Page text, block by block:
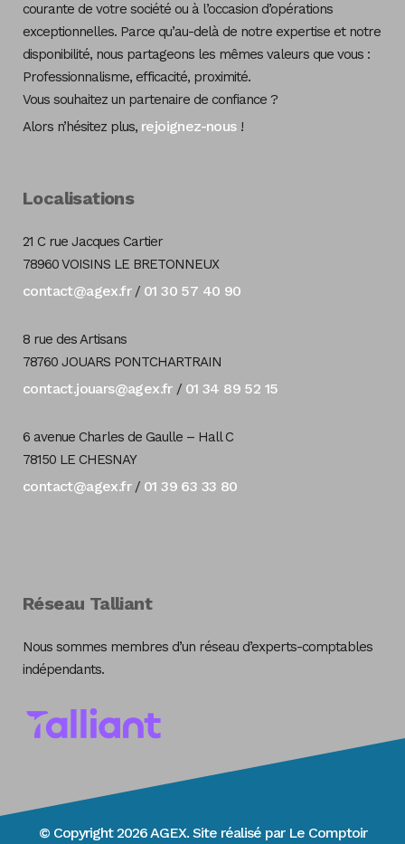
courante de votre société ou à l’occasion d’opérations
exceptionnelles. Parce qu’au-delà de notre expertise et notre
disponibilité, nous partageons les mêmes valeurs que vous :
Professionnalisme, efficacité, proximité.
Vous souhaitez un partenaire de confiance ?
Alors n’hésitez plus, rejoignez-nous!
Localisations
21 C rue Jacques Cartier
78960 VOISINS LE BRETONNEUX
contact@agex.fr/ 01 30 57 40 90
8 rue des Artisans
78760 JOUARS PONTCHARTRAIN
contact.jouars@agex.fr/ 01 34 89 52 15
6 avenue Charles de Gaulle – Hall C
78150 LE CHESNAY
contact@agex.fr/ 01 39 63 33 80
Réseau Talliant
Nous sommes membres d’un réseau d’experts-comptables
indépendants.
© Copyright 2026 AGEX. Site réalisé par Le Comptoir